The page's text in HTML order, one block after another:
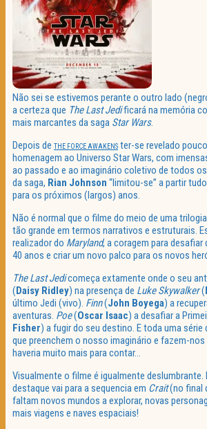
Não sei se estivemos perante o outro lado
a certeza que The Last Jedificará na memória
mais marcantes da saga Star Wars.
Depois de THE FORCE AWAKENS ter-se revelado
homenagem ao Universo Star Wars, com
ao passado e ao imaginário coletivo de todos
da saga, Rian Johnson “limitou-se” a partir
para os próximos (largos) anos.
Não é normal que o filme do meio de uma
tão grande em termos narrativos e estruturais.
realizador do Maryland, a coragem para
40 anos e criar um novo palco para os novos
The Last Jedicomeça extamente onde o seu
(Daisy Ridley) na presença de Luke Skywalker(
último Jedi (vivo). Finn(John Boyega) a
aventuras. Poe(Oscar Isaac) a desafiar a
Fisher) a fugir do seu destino. E toda uma série
que preenchem o nosso imaginário e fazem-nos
haveria muito mais para contar…
Visualmente o filme é igualmente
destaque vai para a sequencia em Crait(no final
faltam novos mundos a explorar, novas
mais viagens e naves espaciais!